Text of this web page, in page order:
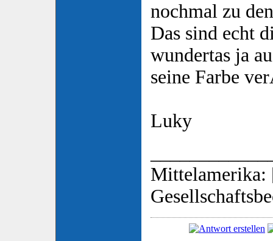
nochmal zu
Das sind echt
wundertas ja
seine Farbe
Luky
Mittelamerika: